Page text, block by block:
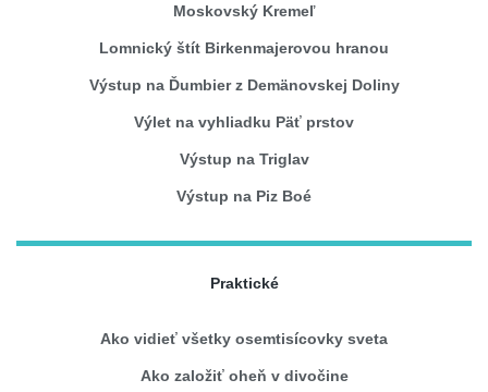
Moskovský Kremeľ
Lomnický štít Birkenmajerovou hranou
Výstup na Ďumbier z Demänovskej Doliny
Výlet na vyhliadku Päť prstov
Výstup na Triglav
Výstup na Piz Boé
Praktické
Ako vidieť všetky osemtisícovky sveta
Ako založiť oheň v divočine